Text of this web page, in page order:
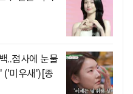
..점사에 눈물
('미우새')[종